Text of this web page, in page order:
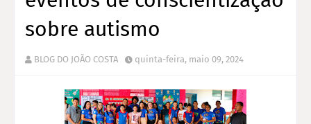
sobre autismo
BLOG DO JOÃO COSTA quinta-feira, maio 09, 2024